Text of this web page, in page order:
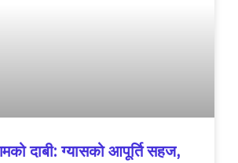
दाबी: ग्यासको आपूर्ति सहज,